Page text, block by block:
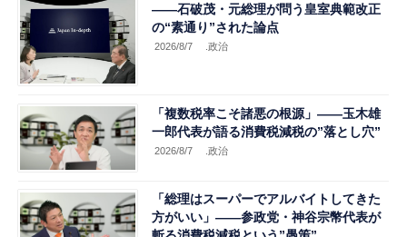
――石破茂・元総理が問う皇室典範改正
の“素通り”された論点
2026/8/7 .政治
「複数税率こそ諸悪の根源」――玉木雄
一郎代表が語る消費税減税の”落とし穴”
2026/8/7 .政治
「総理はスーパーでアルバイトしてきた
方がいい」――参政党・神谷宗幣代表が